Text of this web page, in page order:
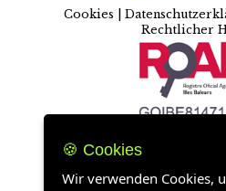
Cookies
Rechtlicher
🍪 Cookies
Wir verwenden Cookies,